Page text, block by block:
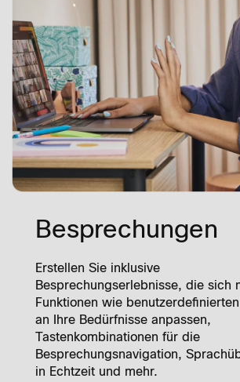
Besprechungen
Erstellen Sie inklusive
Besprechungserlebnisse, die sich
Funktionen wie
an Ihre Bedürfnisse anpassen,
Tastenkombinationen für die
Besprechungsnavigation,
in Echtzeit und mehr.